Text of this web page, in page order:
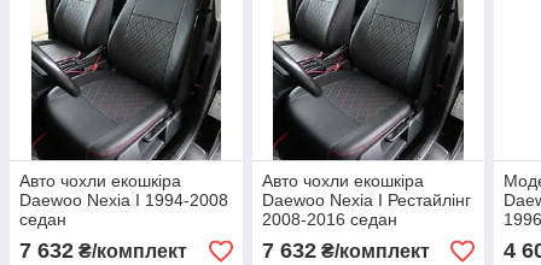
Авто чохли екошкіра
Daewoo Nexia I 1994-2008
седан
7 632 ₴/комплект
Авто чохли екошкіра
Daewoo Nexia I Рестайлінг
2008-2016 седан
7 632₴/комплект 4